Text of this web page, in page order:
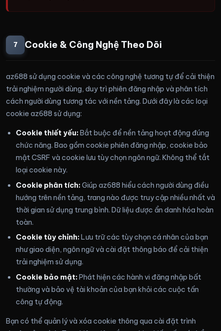
7 Cookie & Công Nghệ Theo Dõi
az688 sử dụng cookie và các công nghệ tương tự để cải thiện
trải nghiệm người dùng, duy trì phiên đăng nhập và phân tích
cách người dùng tương tác với nền tảng. Dưới đây là các loại
cookie az688 sử dụng:
Cookie thiết yếu:Bắt buộc để nền tảng hoạt động đúng
chức năng. Bao gồm cookie phiên đăng nhập, cookie bảo
mật CSRF và cookie lưu tùy chọn ngôn ngữ. Không thể tắt
loại cookie này.
Cookie phân tích:Giúp az688 hiểu cách người dùng điều
hướng trên nền tảng, trang nào được truy cập nhiều nhất và
thời gian sử dụng trung bình. Dữ liệu được ẩn danh hóa hoàn
toàn.
Cookie tùy chỉnh: Lưu trữ các tùy chọn cá nhân của bạn
như giao diện, ngôn ngữ và cài đặt thông báo để cải thiện
trải nghiệm sử dụng.
Cookie bảo mật:Phát hiện các hành vi đăng nhập bất
thường và bảo vệ tài khoản của bạn khỏi các cuộc tấn
công tự động.
Bạn có thể quản lý và xóa cookie thông qua cài đặt trình